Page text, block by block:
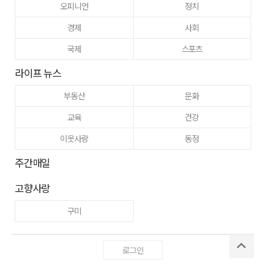
오피니언
정치
경제
사회
국제
스포츠
라이프 뉴스
부동산
문화
교육
건강
이웃사랑
동정
주간매일
고향사랑
구미
로그인